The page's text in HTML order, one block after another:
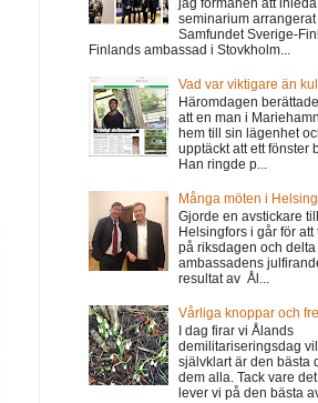
seminarium arrangerat
Samfundet Sverige-
Finlands ambassad i Stovkholm...
Vad var viktigare än
Häromdagen
att en man i
hem till sin lägenhet
upptäckt att ett fönster
Han ringde p...
Många möten i
Gjorde en avstickare till
Helsingfors i går för att
på riksdagen och
ambassadens
resultat av Ål...
Vårliga knoppar och
I dag firar vi Ålands
demilitariseringsdag
självklart är den bästa
dem alla. Tack vare
lever vi på den bästa